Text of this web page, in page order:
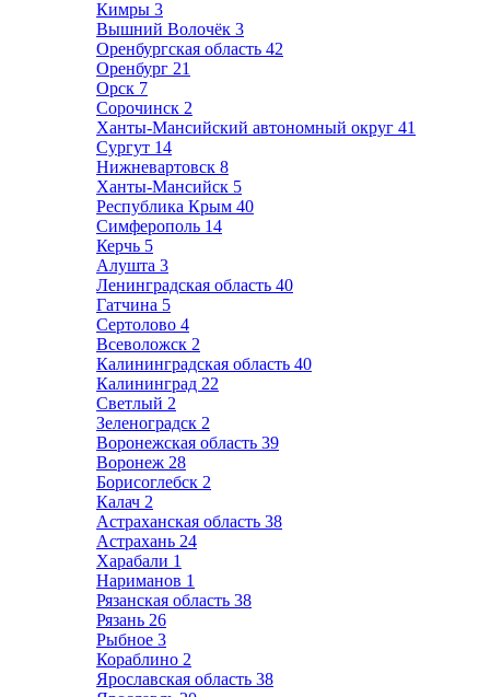
Кимры 3
Вышний Волочёк 3
Оренбургская область 42
Оренбург 21
Орск 7
Сорочинск 2
Ханты-Мансийский автономный округ 41
Сургут 14
Нижневартовск 8
Ханты-Мансийск 5
Республика Крым 40
Симферополь 14
Керчь 5
Алушта 3
Ленинградская область 40
Гатчина 5
Сертолово 4
Всеволожск 2
Калининградская область 40
Калининград 22
Светлый 2
Зеленоградск 2
Воронежская область 39
Воронеж 28
Борисоглебск 2
Калач 2
Астраханская область 38
Астрахань 24
Харабали 1
Нариманов 1
Рязанская область 38
Рязань 26
Рыбное 3
Кораблино 2
Ярославская область 38